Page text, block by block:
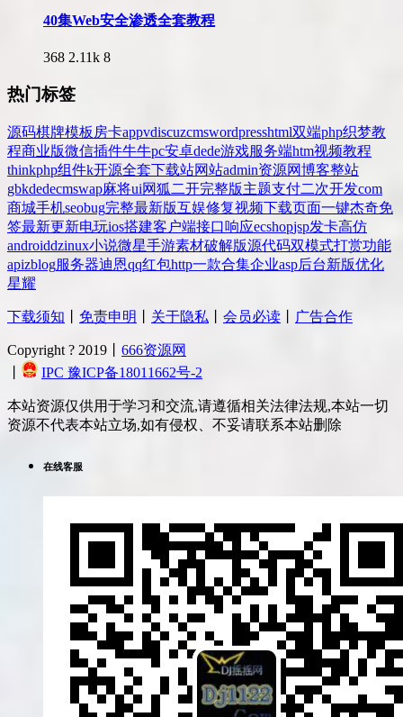
40集Web安全渗透全套教程
368 2.11k 8
热门标签
源码棋牌模板 房卡appvdiscuzcmswordpresshtml双端php织梦教
程商业版微信插件牛牛pc安卓dede游戏服务端htm视频教程
thinkphp组件k开源全套下载站网站admin资源网博客整站
gbkdedecmswap麻将ui网狐 二开完整版主题支付二次开发com
商城手机seobug完整最新版互娱修复视频下载页面一键杰奇免
签最新更新电玩ios搭建客户端接口响应ecshopjsp发卡高仿
androiddzinux小说微星手游素材破解版源代码双模式打赏功能
apizblog服务器迪恩qq红包http一款合集企业asp后台新版优化
星耀
下载须知 免责申明 关于隐私 会员必读 广告合作
Copyright ? 2019丨 666资源网
IPC 豫ICP备18011662号-2
本站资源仅供用于学习和交流,请遵循相关法律法规,本站一切
资源不代表本站立场,如有侵权、不妥请联系本站删除
在线客服